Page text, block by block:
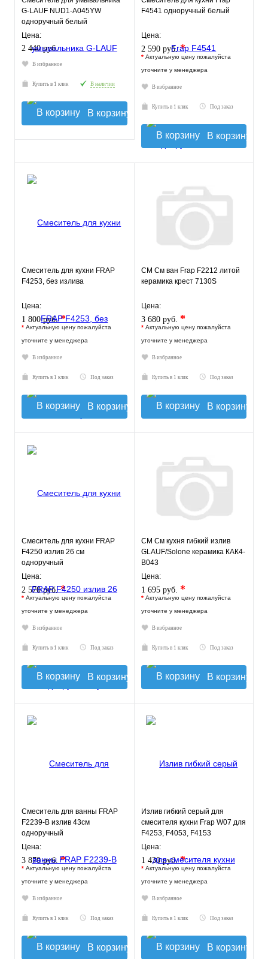
G-LAUF NUD1-A045YW
одноручный белый
Цена:
2 440 руб.
В избранное
Купить в 1 клик В наличии
В корзину
F4541 одноручный белый
Цена:
2 590 руб.*
* Актуальную цену пожалуйста
уточните у менеджера
В избранное
Купить в 1 клик Под заказ
В корзину
Смеситель для кухни FRAP
F4253, без излива
Цена:
1 800 руб.*
* Актуальную цену пожалуйста
уточните у менеджера
В избранное
Купить в 1 клик Под заказ
В корзину
СМ См ван Frap F2212 литой
керамика крест 7130S
Цена:
3 680 руб. *
* Актуальную цену пожалуйста
уточните у менеджера
В избранное
Купить в 1 клик Под заказ
В корзину
Смеситель для кухни FRAP
F4250 излив 26 см
одноручный
Цена:
2 570 руб.*
* Актуальную цену пожалуйста
уточните у менеджера
В избранное
Купить в 1 клик Под заказ
В корзину
СМ См кухня гибкий излив
GLAUF/Solone керамика КАК4-
В043
Цена:
1 695 руб. *
* Актуальную цену пожалуйста
уточните у менеджера
В избранное
Купить в 1 клик Под заказ
В корзину
Смеситель для ванны FRAP
F2239-B излив 43см
одноручный
Цена:
3 870 руб.*
* Актуальную цену пожалуйста
уточните у менеджера
В избранное
Купить в 1 клик Под заказ
В корзину
Излив гибкий серый для
смесителя кухни Frap W07 для
F4253, F4053, F4153
Цена:
1 430 руб.*
* Актуальную цену пожалуйста
уточните у менеджера
В избранное
Купить в 1 клик Под заказ
В корзину